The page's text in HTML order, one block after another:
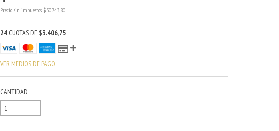
Precio sin impuestos $30.743,80
24 CUOTAS DE $3.406,75
VER MEDIOS DE PAGO
CANTIDAD